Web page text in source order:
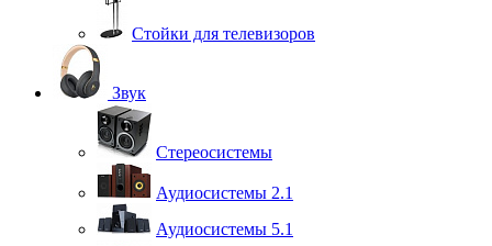
Стойки для телевизоров
Звук
Стереосистемы
Аудиосистемы 2.1
Аудиосистемы 5.1